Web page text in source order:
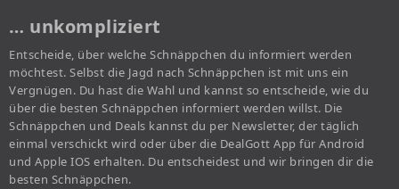
… unkompliziert
Entscheide, über welche Schnäppchen du informiert werden
möchtest. Selbst die Jagd nach Schnäppchen ist mit uns ein
Vergnügen. Du hast die Wahl und kannst so entscheide, wie du
über die besten Schnäppchen informiert werden willst. Die
Schnäppchen und Deals kannst du per Newsletter, der täglich
einmal verschickt wird oder über die DealGott App für Android
und Apple IOS erhalten. Du entscheidest und wir bringen dir die
besten Schnäppchen.